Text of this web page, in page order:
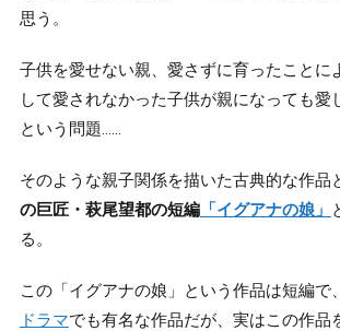
思う。
子供を愛せない親、愛さずに育ったことに
して愛されなかった子供が親になっても愛
という問題……
そのような親子関係を描いた古典的な作品
の巨匠・萩尾望都の短編「イグアナの娘」
る。
この「イグアナの娘」という作品は短編で、
ドラマでも有名な作品だが、実はこの作品